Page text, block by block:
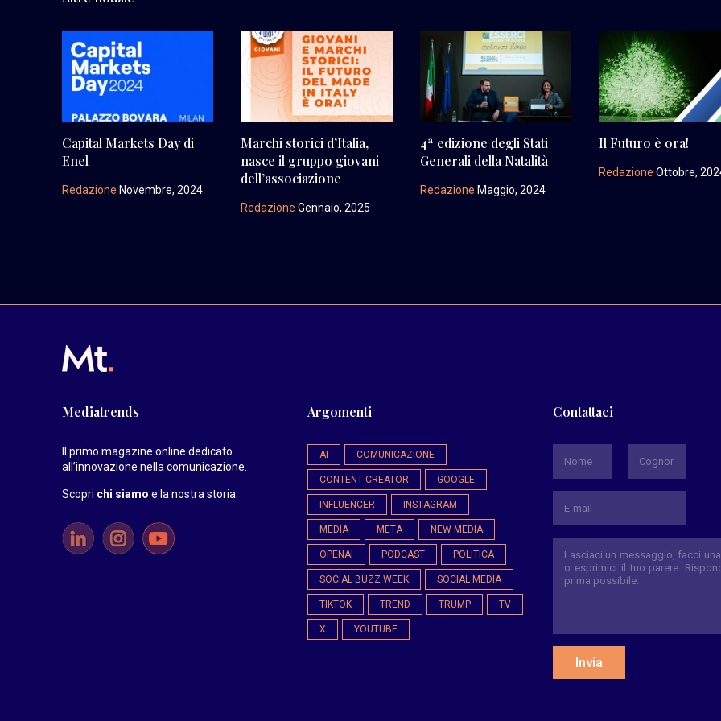
Capital Markets Day di
Enel
Redazione Novembre, 2024
Marchi storici d’Italia,
nasce il gruppo giovani
dell’associazione
Redazione Gennaio, 2025
4ª edizione degli Stati
Generali della Natalità
Redazione Maggio, 2024
Il Futuro è ora!
Redazione Ottobre,
Mediatrends
Il primo magazine online dedicato
all’innovazione nella comunicazione.
Scopri chi siamo e la nostra storia
Argomenti
AI COMUNICAZIONE
CONTENT CREATOR GOOGLE
INFLUENCER INSTAGRAM
MEDIA META NEW MEDIA
OPENAI PODCAST POLITICA
SOCIAL BUZZ WEEK SOCIAL MEDIA
TIKTOK TREND TRUMP TV
X YOUTUBE
Contattaci
Invia